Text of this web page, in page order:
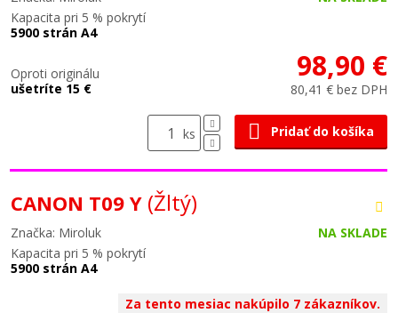
Kapacita pri 5 % pokrytí
5900 strán A4
Oproti originálu
ušetríte 15 €
98,90 €
80,41 € bez DPH
ks Pridať do košíka
CANON T09 Y (Žltý)
Značka: Miroluk
NA SKLADE
Kapacita pri 5 % pokrytí
5900 strán A4
Za tento mesiac nakúpilo 7 zákazníkov.